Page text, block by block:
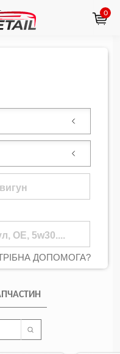
0
ДОПОМОГА?